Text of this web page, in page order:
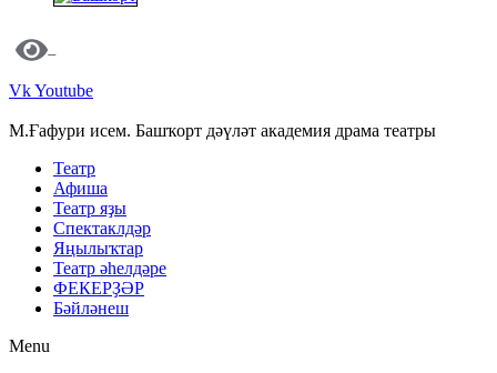
VkYoutube
М.Ғафури исем. Башҡорт дәүләт академия драма театры
Театр
Афиша
Театр яҙы
Спектаклдәр
Яңылыҡтар
Театр әһелдәре
ФЕКЕРҘӘР
Бәйләнеш
Menu